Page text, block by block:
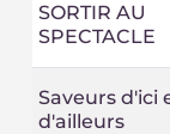
SORTIR AU
SPECTACLE
Saveurs d'ici
d'ailleurs